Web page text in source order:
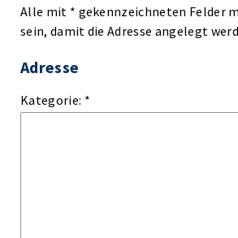
Alle mit * gekennzeichneten Felder
sein, damit die Adresse angelegt
Adresse
Kategorie: *